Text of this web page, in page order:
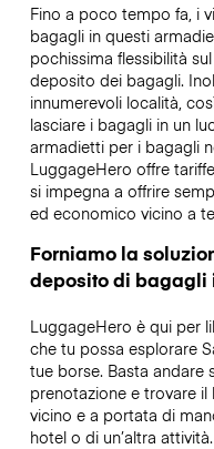
Fino a poco tempo fa, i
bagagli in questi
pochissima flessibilità
deposito dei bagagli.
innumerevoli località,
lasciare i bagagli in un
armadietti per i bagagli
LuggageHero offre
si impegna a offrire
ed economico vicino a
Forniamo la
deposito di bagagli
LuggageHero è qui per
che tu possa esplorare
tue borse. Basta andare
prenotazione e trovare
vicino e a portata di
hotel o di un’altra attività.